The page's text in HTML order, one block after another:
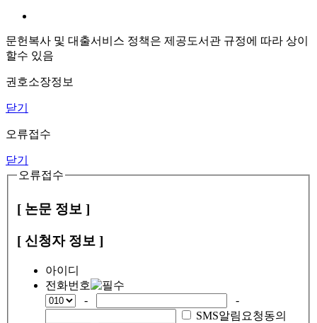
문헌복사 및 대출서비스 정책은 제공도서관 규정에 따라 상이
할수 있음
권호소장정보
닫기
오류접수
닫기
오류접수
[ 논문 정보 ]
[ 신청자 정보 ]
아이디
전화번호
-
-
SMS알림요청동의